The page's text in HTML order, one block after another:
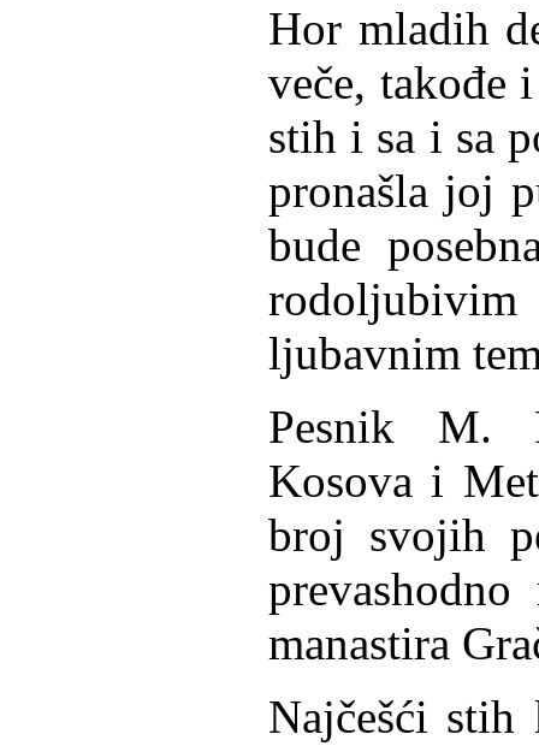
Hor mladih
veče, takođe
stih i sa i sa
pronašla joj
bude
ljubavnim
Pesnik M.
Kosova i
broj svojih
manastira
Najčešći